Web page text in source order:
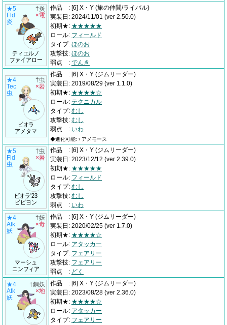
★5
Fld
炎
ティエルノ
ファイアロー
†炎
×電
作品 : [6] X・Y (旅の仲間/ライバル)
実装日 : 2024/11/01 (ver 2.50.0)
初期★: ★★★★★
ロール: フィールド
タイプ: ほのお
攻撃技: ほのお
弱点
: でんき
★4
Tec
虫
ビオラ
アメタマ
†虫
×岩
作品 : [6] X・Y (ジムリーダー)
実装日 : 2019/08/29 (ver 1.1.0)
初期★: ★★★★☆
ロール: テクニカル
タイプ: むし
攻撃技: むし
弱点
: いわ
◆進化可能: › アメモース
★5
Fld
虫
ビオラ'23
ビビヨン
†虫
×岩
作品 : [6] X・Y (ジムリーダー)
実装日 : 2023/12/12 (ver 2.39.0)
初期★: ★★★★★
ロール: フィールド
タイプ: むし
攻撃技: むし
弱点
: いわ
★4
Atk
妖
マーシュ
ニンフィア
†妖
×毒
作品 : [6] X・Y (ジムリーダー)
実装日 : 2020/02/25 (ver 1.7.0)
初期★: ★★★★☆
ロール: アタッカー
タイプ: フェアリー
攻撃技: フェアリー
弱点
: どく
★4
Atk
妖
†鋼妖
×地
作品 : [6] X・Y (ジムリーダー)
実装日 : 2023/08/28 (ver 2.36.0)
初期★: ★★★★☆
ロール: アタッカー
タイプ: フェアリー